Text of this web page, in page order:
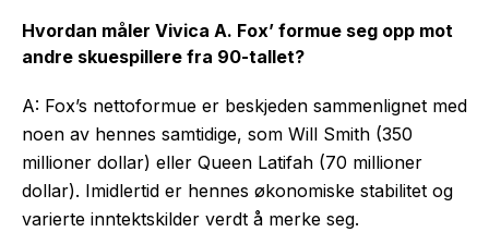
Hvordan måler Vivica A. Fox’ formue seg opp mot
andre skuespillere fra 90-tallet?
A: Fox’s nettoformue er beskjeden sammenlignet med
noen av hennes samtidige, som Will Smith (350
millioner dollar) eller Queen Latifah (70 millioner
dollar). Imidlertid er hennes økonomiske stabilitet og
varierte inntektskilder verdt å merke seg.